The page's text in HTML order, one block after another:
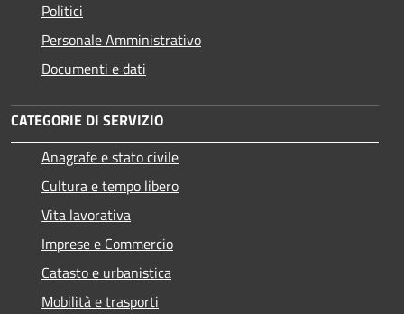
Politici
Personale Amministrativo
Documenti e dati
CATEGORIE DI SERVIZIO
Anagrafe e stato civile
Cultura e tempo libero
Vita lavorativa
Imprese e Commercio
Catasto e urbanistica
Mobilità e trasporti